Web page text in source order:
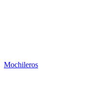
Mochileros